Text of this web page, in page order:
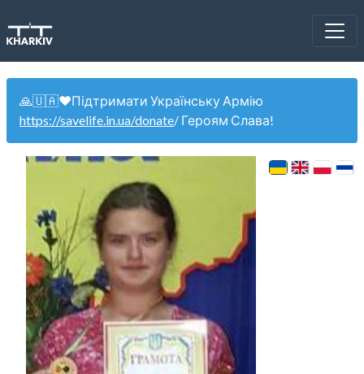
🙏🇺🇦❤️Підтримати Українську Армію
https://savelife.in.ua/donate/ Героям Слава!